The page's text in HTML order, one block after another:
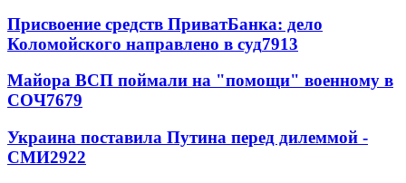
Присвоение средств ПриватБанка: дело
Коломойского направлено в суд7913
Майора ВСП поймали на "помощи" военному в
СОЧ7679
Украина поставила Путина перед дилеммой -
СМИ2922